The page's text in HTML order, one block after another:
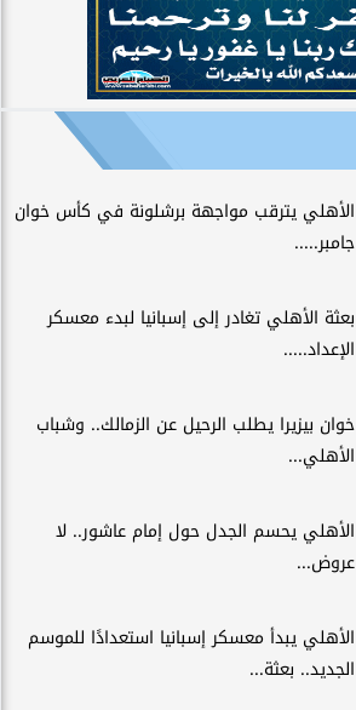
الأهلي يترقب مواجهة برشلونة في كأس خوان
جامبر.....
بعثة الأهلي تغادر إلى إسبانيا لبدء معسكر
الإعداد.....
خوان بيزيرا يطلب الرحيل عن الزمالك.. وشباب
الأهلي...
الأهلي يحسم الجدل حول إمام عاشور.. لا
عروض...
الأهلي يبدأ معسكر إسبانيا استعدادًا للموسم
الجديد.. بعثة...